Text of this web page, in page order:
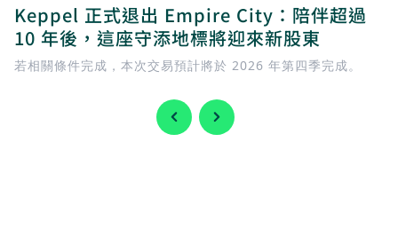
Keppel 正式退出 Empire City：陪伴超過
10 年後，這座守添地標將迎來新股東
若相關條件完成，本次交易預計將於 2026 年第四季完成。